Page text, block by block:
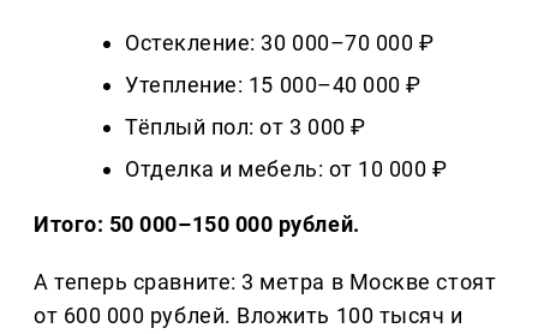
Остекление: 30 000–70 000 ₽
Утепление: 15 000–40 000 ₽
Тёплый пол: от 3 000 ₽
Отделка и мебель: от 10 000 ₽
Итого: 50 000–150 000 рублей.
А теперь сравните: 3 метра в Москве стоят
от 600 000 рублей. Вложить 100 тысяч и